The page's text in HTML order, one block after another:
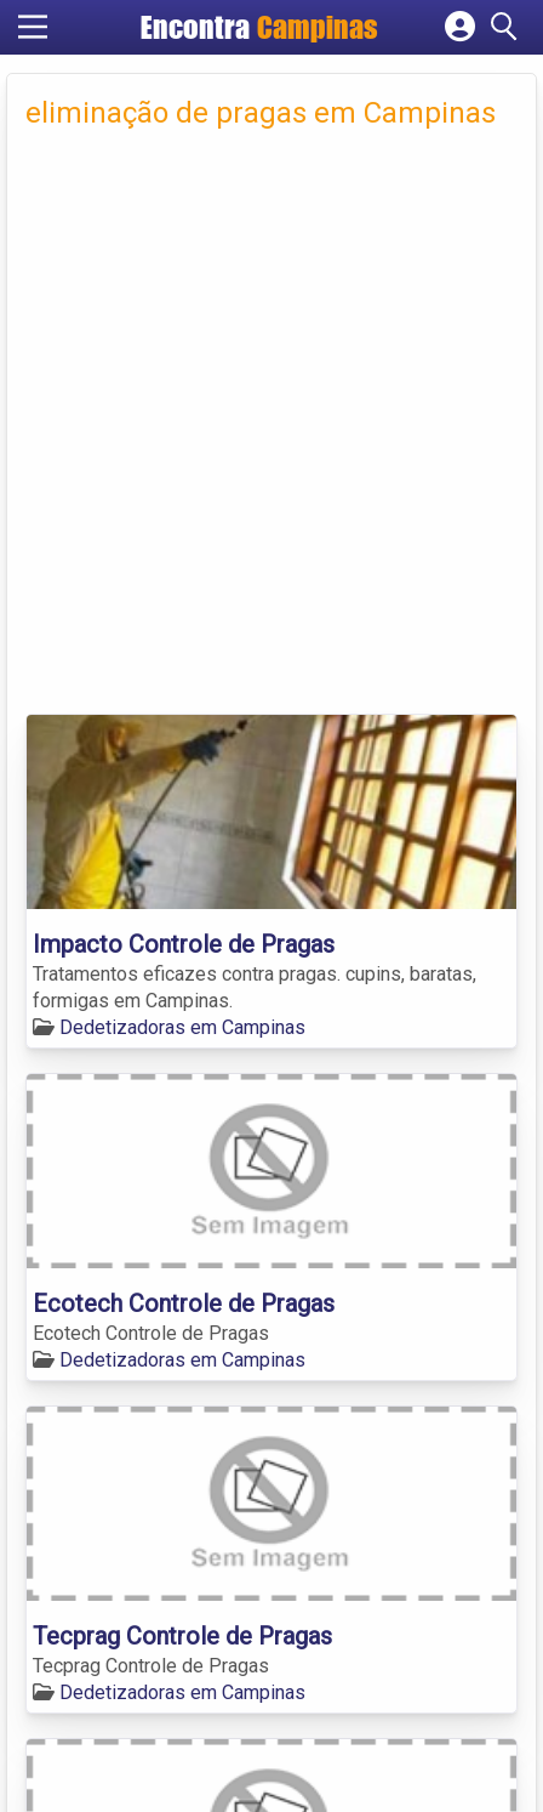
Encontra Campinas
Cadastrar empresa
Criar conta
eliminação de pragas em Campinas
Impacto Controle de Pragas
Tratamentos eficazes contra pragas. cupins, baratas,
formigas em Campinas.
Dedetizadoras em Campinas
Ecotech Controle de Pragas
Ecotech Controle de Pragas
Dedetizadoras em Campinas
Tecprag Controle de Pragas
Tecprag Controle de Pragas
Dedetizadoras em Campinas